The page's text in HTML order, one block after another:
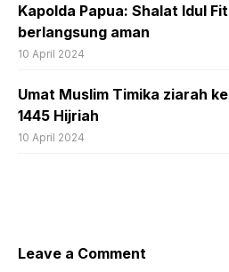
Kapolda Papua: Shalat Idul
berlangsung aman
10 April 2024
Umat Muslim Timika ziarah
1445 Hijriah
10 April 2024
Leave a Comment